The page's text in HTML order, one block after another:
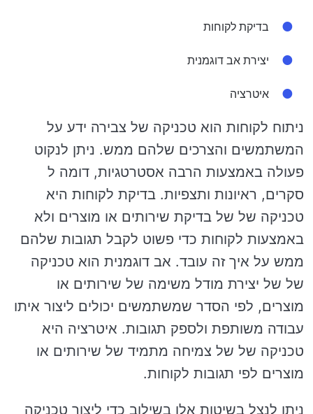
בדיקת לקוחות
יצירת אב דוגמנית
איטרציה
ניתוח לקוחות הוא טכניקה של צבירה ידע על
המשתמשים והצרכים שלהם ממש. ניתן לנקוט
פעולה באמצעות הרבה אסטרטגיות, דומה ל
סקרים, ראיונות ותצפיות. בדיקת לקוחות היא
טכניקה של של בדיקת שירותים או מוצרים ולא
באמצעות לקוחות כדי פשוט לקבל תגובות שלהם
ממש על איך זה עובד. אב דוגמנית הוא טכניקה
של של יצירת מודל משימה של שירותים או
מוצרים, לפי הסדר שמשתמשים יכולים ליצור איתו
עבודה משותפת ולספק תגובות. איטרציה היא
טכניקה של של צמיחה מתמיד של שירותים או
מוצרים לפי תגובות לקוחות.
ניתן לנצל בשיטות אלו בשילוב כדי ליצור טכניקה